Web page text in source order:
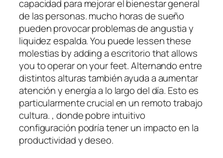
capacidad para mejorar el bienestar general
de las personas. mucho horas de sueño
pueden provocar problemas de angustia y
liquidez espalda. You puede lessen these
molestias by adding a escritorio that allows
you to operar on your feet. Alternando entre
distintos alturas también ayuda a aumentar
atención y energía a lo largo del día. Esto es
particularmente crucial en un remoto trabajo
cultura. , donde pobre intuitivo
configuración podría tener un impacto en la
productividad y deseo.